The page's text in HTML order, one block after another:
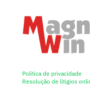
Politica de privacidade
Resolução de litigios